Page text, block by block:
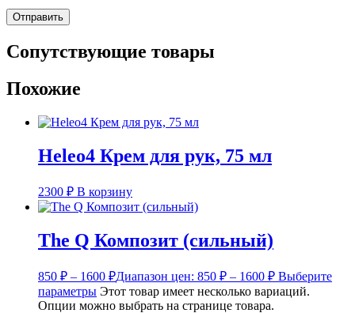
Сопутствующие товары
Похожие
Heleo4 Крем для рук, 75 мл
2300 ₽ В корзину
The Q Композит (сильный)
850 ₽ – 1600 ₽Диапазон цен: 850 ₽ – 1600 ₽ Выберите
параметры Этот товар имеет несколько вариаций.
Опции можно выбрать на странице товара.